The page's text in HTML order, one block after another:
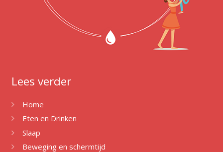
Lees verder
Home
Eten en Drinken
Slaap
Beweging en schermtijd